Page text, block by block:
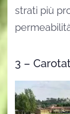
strati più
3 –